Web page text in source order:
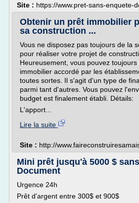
Site : https://www.pret-sans-enquete-
Obtenir un prêt immobilier
sa construction ...
Vous ne disposez pas toujours de la
pour réaliser votre projet de
Heureusement, vous pouvez
immobilier accordé par les
toutes sortes. Il s'agit d'un type de
parmi tant d'autres. Vous pouvez
budget est finalement établi. Détails:
L'apport...
Lire la suite
Site : http://
Mini prêt jusqu'à 5000 $
Document
Urgence 24h
Prêt d'argent entre 300$ et 900$